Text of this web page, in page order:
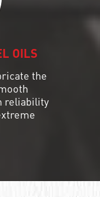
OILS
the
reliability